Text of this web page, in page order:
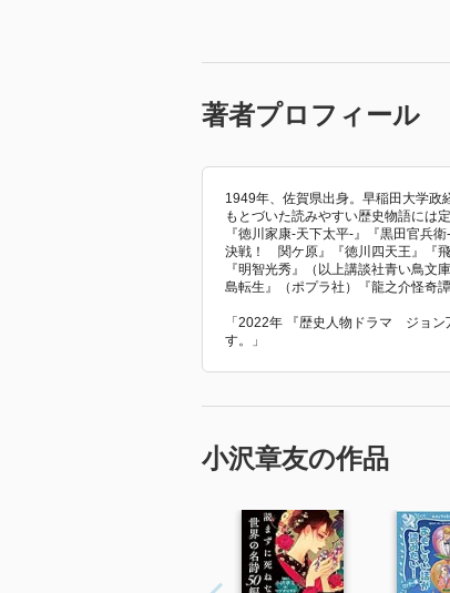
著者プロフィール
1949年、佐賀県出身。早稲田大学政
もとづいた読みやすい歴史物語には
『徳川家康‐天下太平‐』『黒田官
決戦！ 関ケ原』『徳川四天王』『
『明智光秀』（以上講談社青い鳥文
島転生』（ポプラ社）『龍之介怪奇
「2022年 『歴史人物ドラマ ジョ
す。」
小沢章友の作品